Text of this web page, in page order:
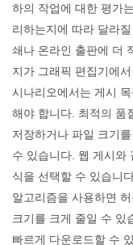
하의 작업에 대한 평가
리하는지에 따라 달라
쇄나 온라인 출판에 더
지가 그래픽 편집기에
시나리오에서는 게시
해야 합니다. 최적의 품
저장하거나 파일 크기
수 있습니다. 웹 게시와
식을 선택할 수 있습니
알고리즘을 사용하면
크기를 크게 줄일 수 있
빠르게 다운로드할 수